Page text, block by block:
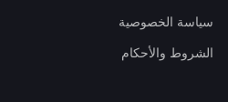
سياسة الخصوصية
الشروط والأحكام